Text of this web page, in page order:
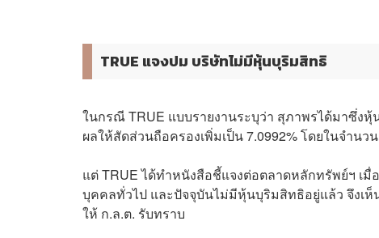
TRUE แจงปม บริษัทไม่มีหุ้นบุริมสิทธิ
ในกรณี TRUE แบบรายงานระบุว่า สุภาพรได้มาซึ่งหุ้
ผลให้สัดส่วนถือครองเพิ่มเป็น 7.0992% โดยในจำน
แต่ TRUE ได้ทำหนังสือชี้แจงต่อตลาดหลักทรัพย์ฯ เ
บุคคลทั่วไป และปัจจุบันไม่มีหุ้นบุริมสิทธิอยู่แล้ว จึงเ
ให้ ก.ล.ต. รับทราบ